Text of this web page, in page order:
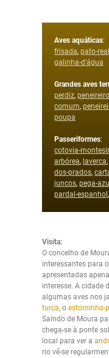
Aves aquáticas:
frisada, pato-real
galinha-d’água
Grandes aves
perdiz,
comum,
poupa
Passeriformes:
cotovia-
arbórea, laverca,
dos-prados,
juncos, pega-azul
pardal-espanhol ,
Visita:
O concelho de
interessantes para
apresentadas
interesse. A cidade
algumas aves nos
turca, o estorninho-
Saindo de Moura
chega-se à ponte
local para ver a
rio vê-se